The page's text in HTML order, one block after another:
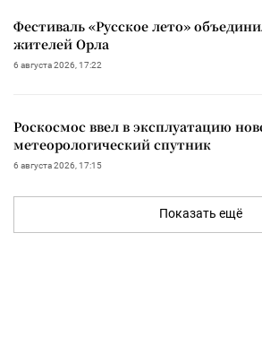
Фестиваль «Русское лето»
жителей Орла
6 августа 2026, 17:22
Роскосмос ввел в эксплуатацию
метеорологический спутник
6 августа 2026, 17:15
Показать ещё